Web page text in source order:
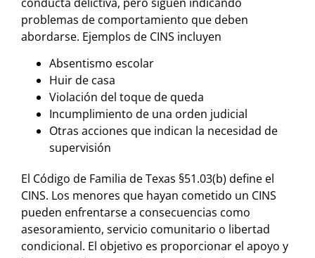
problemas de comportamiento que deben
abordarse. Ejemplos de CINS incluyen
Absentismo escolar
Huir de casa
Violación del toque de queda
Incumplimiento de una orden judicial
Otras acciones que indican la necesidad de
supervisión
El Código de Familia de Texas §51.03(b) define el
CINS. Los menores que hayan cometido un CINS
pueden enfrentarse a consecuencias como
asesoramiento, servicio comunitario o libertad
condicional. El objetivo es proporcionar el apoyo y